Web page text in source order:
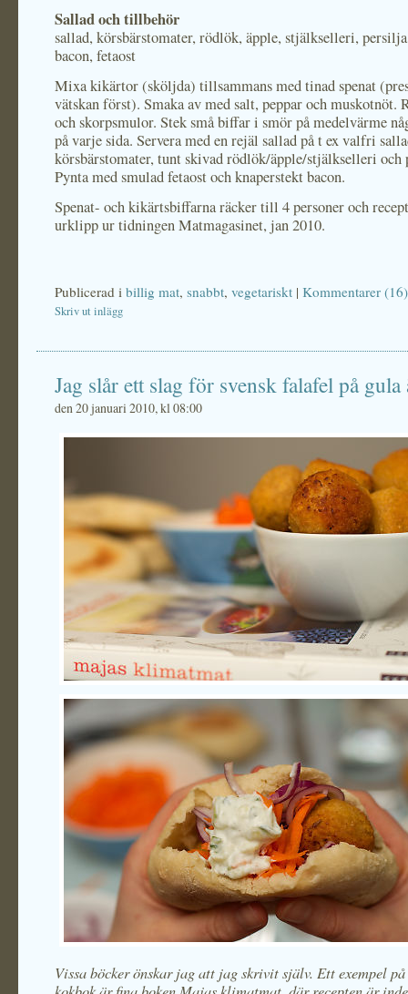
Sallad och tillbehör
sallad, körsbärstomater, rödlök, äpple, stjälkselleri, persilja
bacon, fetaost
Mixa kikärtor (sköljda) tillsammans med tinad spenat
vätskan först). Smaka av med salt, peppar och muskotnöt.
och skorpsmulor. Stek små biffar i smör på medelvärme
på varje sida. Servera med en rejäl sallad på t ex valfri
körsbärstomater, tunt skivad rödlök/äpple/stjälkselleri och
Pynta med smulad fetaost och knaperstekt bacon.
Spenat- och kikärtsbiffarna räcker till 4 personer och
urklipp ur tidningen Matmagasinet, jan 2010.
Publicerad i billig mat, snabbt, vegetariskt | Kommentarer (16)
Skriv ut inlägg
Jag slår ett slag för svensk falafel på
den 20 januari 2010, kl 08:00
Vissa böcker önskar jag att jag skrivit själv. Ett exempel på